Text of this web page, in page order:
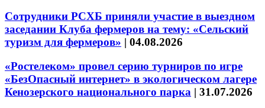
Сотрудники РСХБ приняли участие в выездном
заседании Клуба фермеров на тему: «Сельский
туризм для фермеров» | 04.08.2026
«Ростелеком» провел серию турниров по игре
«БезОпасный интернет» в экологическом лагере
Кенозерского национального парка | 31.07.2026